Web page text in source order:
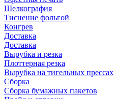
Шелкография
Тиснение фольгой
Конгрев
Доставка
Доставка
Вырубка и резка
Плоттерная резка
Вырубка на тигельных прессах
Сборка
Сборка бумажных пакетов